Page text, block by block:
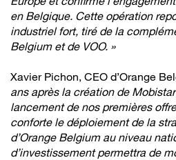
en Belgique. Cette opération
industriel fort, tiré de la
Belgium et de VOO. »
Xavier Pichon, CEO d’Orange
ans après la création de
lancement de nos premières
conforte le déploiement de la
d’Orange Belgium au niveau
d’investissement permettra de